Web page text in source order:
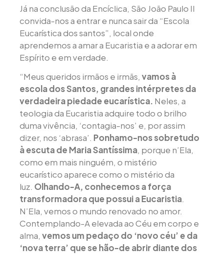
Já na conclusão da Encíclica, São João Paulo II
convida-nos a entrar e nunca sair da “Escola
Eucarística dos santos”, local onde
aprendemos a amar a Eucaristia e a adorar em
Espírito e em verdade.
“Meus queridos irmãos e irmãs, vamos à
escola dos Santos, grandes intérpretes da
verdadeira piedade eucarística. Neles, a
teologia da Eucaristia adquire todo o brilho
duma vivência, ‘contagia-nos’ e, por assim
dizer, nos ‘abrasa’. Ponhamo-nos sobretudo
à escuta de Maria Santíssima, porque n’Ela,
como em mais ninguém, o mistério
eucarístico aparece como o mistério da
luz. Olhando-A, conhecemos a força
transformadora que possui a Eucaristia.
N’Ela, vemos o mundo renovado no amor.
Contemplando-A elevada ao Céu em corpo e
alma, vemos um pedaço do ‘novo céu’ e da
‘nova terra’ que se hão-de abrir diante dos